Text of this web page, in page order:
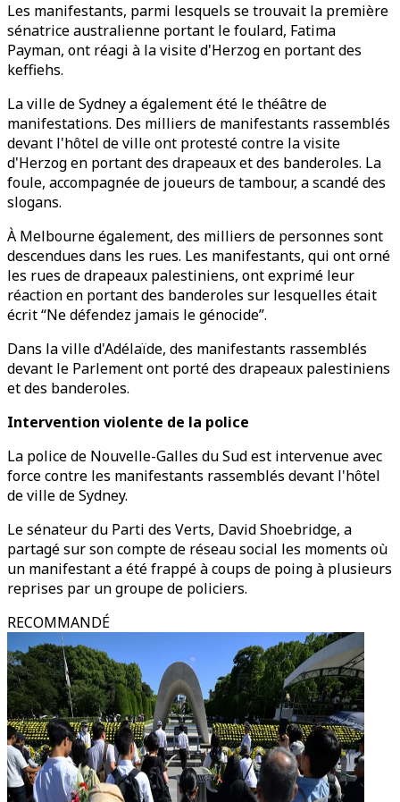
Les manifestants, parmi lesquels se trouvait la première
sénatrice australienne portant le foulard, Fatima
Payman, ont réagi à la visite d'Herzog en portant des
keffiehs.
La ville de Sydney a également été le théâtre de
manifestations. Des milliers de manifestants rassemblés
devant l'hôtel de ville ont protesté contre la visite
d'Herzog en portant des drapeaux et des banderoles. La
foule, accompagnée de joueurs de tambour, a scandé des
slogans.
À Melbourne également, des milliers de personnes sont
descendues dans les rues. Les manifestants, qui ont orné
les rues de drapeaux palestiniens, ont exprimé leur
réaction en portant des banderoles sur lesquelles était
écrit “Ne défendez jamais le génocide”.
Dans la ville d'Adélaïde, des manifestants rassemblés
devant le Parlement ont porté des drapeaux palestiniens
et des banderoles.
Intervention violente de la police
La police de Nouvelle-Galles du Sud est intervenue avec
force contre les manifestants rassemblés devant l'hôtel
de ville de Sydney.
Le sénateur du Parti des Verts, David Shoebridge, a
partagé sur son compte de réseau social les moments où
un manifestant a été frappé à coups de poing à plusieurs
reprises par un groupe de policiers.
RECOMMANDÉ